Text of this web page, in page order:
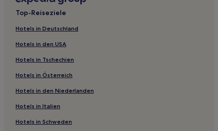
Hotels nahe Bahnhof Schönwalde
Birkholzaue Hotels
Sydower Fließ Hotels
Hotels nahe S-Bahn-Station Zepernick
Eiche Hotels
Glienicke/Nordbahn Hotels
Hotels nahe S-Bahn-Station Röntgental
Lobetal Hotels
Schildow Hotels
Top-Reiseziele
Hotels in Deutschland
Hotels in den USA
Hotels in Tschechien
Hotels in Österreich
Hotels in den Niederlanden
Hotels in Italien
Hotels in Schweden